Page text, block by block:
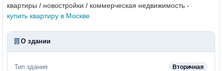
квартиры / новостройки / коммерческая недвижимость -
купить квартиру в Москве
О здании
Тип здания Вторичная